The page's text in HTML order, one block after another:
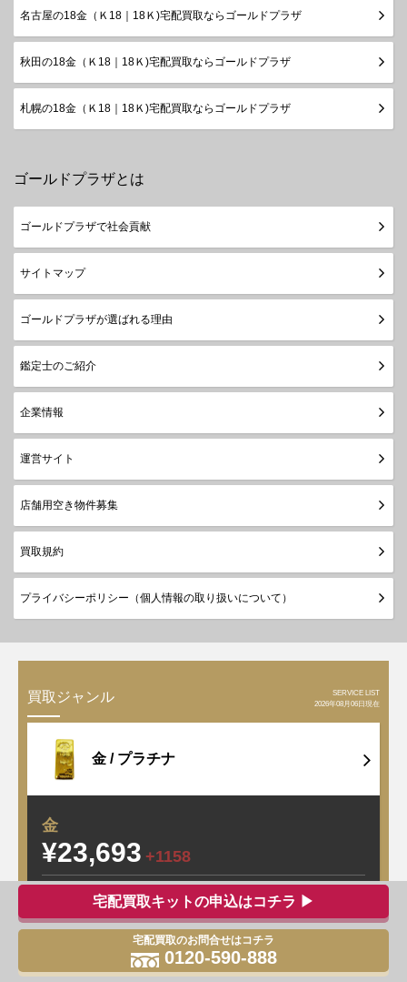
名古屋の18金（Ｋ18｜18Ｋ)宅配買取ならゴールドプラザ
秋田の18金（Ｋ18｜18Ｋ)宅配買取ならゴールドプラザ
札幌の18金（Ｋ18｜18Ｋ)宅配買取ならゴールドプラザ
ゴールドプラザとは
ゴールドプラザで社会貢献
サイトマップ
ゴールドプラザが選ばれる理由
鑑定士のご紹介
企業情報
運営サイト
店舗用空き物件募集
買取規約
プライバシーポリシー（個人情報の取り扱いについて）
買取ジャンル
SERVICE LIST
2026年08月06日現在
金 / プラチナ
金
¥23,693 +1158
プラチナ
¥9,543 +109
宅配買取キットの申込はコチラ ▶
宅配買取のお問合せはコチラ
0120-590-888